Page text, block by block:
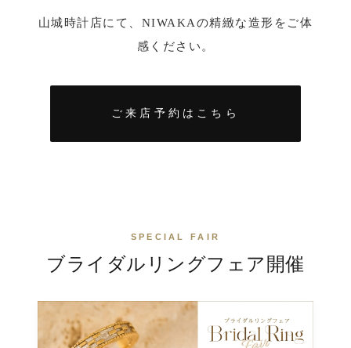
山城時計店にて、NIWAKAの精緻な造形をご体
感ください。
ご来店予約はこちら
SPECIAL FAIR
ブライダルリングフェア 開催